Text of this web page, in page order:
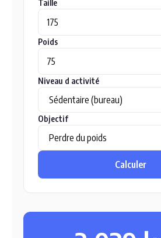
Taille
Poids
Niveau d activité
Objectif
Calculer